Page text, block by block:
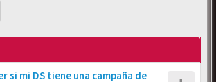
si mi DS tiene una campaña de